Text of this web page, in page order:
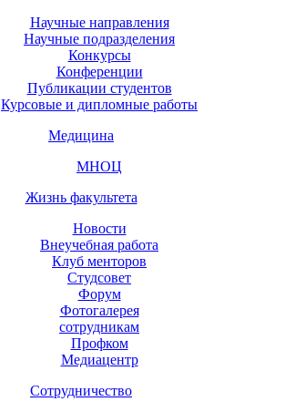
Научные направления
Научные подразделения
Конкурсы
Конференции
Публикации студентов
Курсовые и дипломные работы
Медицина
МНОЦ
Жизнь факультета
Новости
Внеучебная работа
Клуб менторов
Студсовет
Форум
Фотогалерея
сотрудникам
Профком
Медиацентр
Сотрудничество